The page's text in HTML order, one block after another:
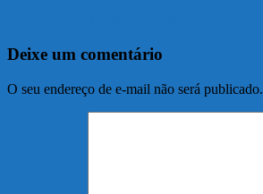
Deixe um comentário
O seu endereço de e-mail não será publicado.